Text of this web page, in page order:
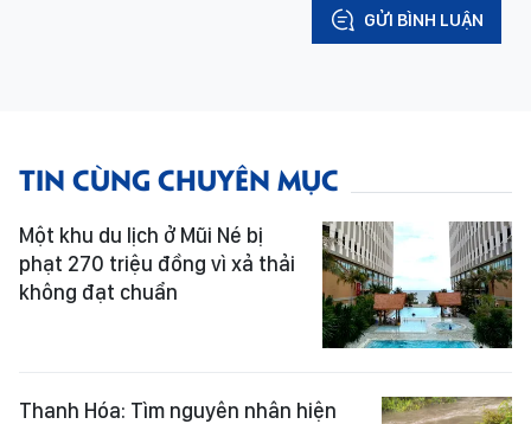
GỬI BÌNH LUẬN
TIN CÙNG CHUYÊN MỤC
Một khu du lịch ở Mũi Né bị
phạt 270 triệu đồng vì xả thải
không đạt chuẩn
Thanh Hóa: Tìm nguyên nhân hiện